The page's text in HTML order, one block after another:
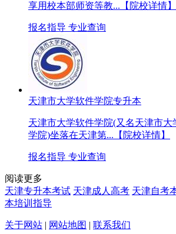
享用校本部师资等教... 【院校详情】
报名指导 专业查询
天津市大学软件学院专升本
天津市大学软件学院(又名天津市
学院)坐落在天津第... 【院校详情】
报名指导 专业查询
阅读更多
天津专升本考试 天津成人高考 天津自考
本培训指导
关于网站 | 网站地图 | 联系我们